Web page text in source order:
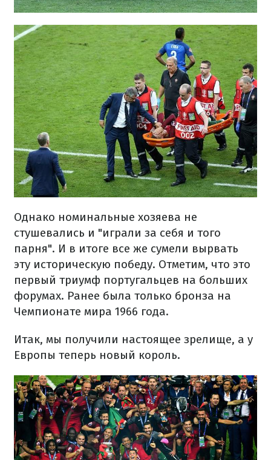
Однако номинальные хозяева не
стушевались и "играли за себя и того
парня". И в итоге все же сумели вырвать
эту историческую победу. Отметим, что это
первый триумф португальцев на больших
форумах. Ранее была только бронза на
Чемпионате мира 1966 года.
Итак, мы получили настоящее зрелище, а у
Европы теперь новый король.